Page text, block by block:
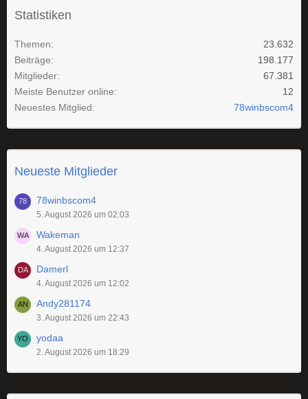
Statistiken
Themen
23.632
Beiträge
198.177
Mitglieder
67.381
Meiste Benutzer online
12
Neuestes Mitglied
78winbscom4
Neueste Mitglieder
78winbscom4
5. August 2026 um 02:03
Wakeman
4. August 2026 um 12:37
Damerl
4. August 2026 um 12:02
Andy281174
3. August 2026 um 22:43
yodaa
2. August 2026 um 18:29